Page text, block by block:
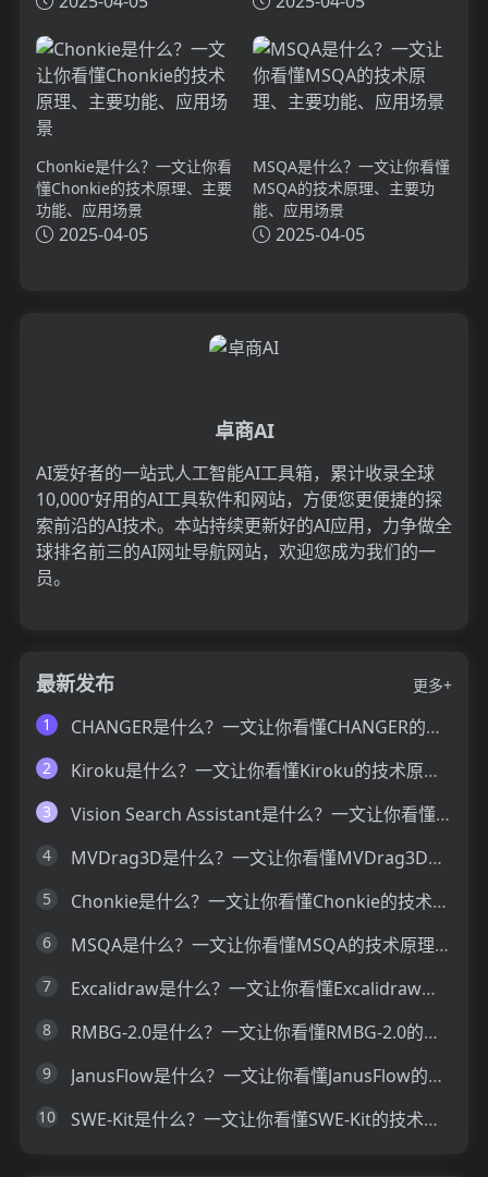
Chonkie是什么？一文让你看
懂Chonkie的技术原理、主要
功能、应用场景
2025-04-05
MSQA是什么？一文让你看懂
MSQA的技术原理、主要功
能、应用场景
2025-04-05
卓商AI
AI爱好者的一站式人工智能AI工具箱，累计收录全球
10,000⁺好用的AI工具软件和网站，方便您更便捷的探
索前沿的AI技术。本站持续更新好的AI应用，力争做全
球排名前三的AI网址导航网站，欢迎您成为我们的一
员。
最新发布
更多+
1
CHANGER是什么？一文让你看懂CHANGER的技术原理、主要功能、应用场景
2 Kiroku是什么？一文让你看懂Kiroku的技术原理、主要功能、应用场景
3 Vision Search Assistant是什么？一文让你看懂Vision Search Assistant的技术原理、主要功能、应用场景
4 MVDrag3D是什么？一文让你看懂MVDrag3D的技术原理、主要功能、应用场景
5 Chonkie是什么？一文让你看懂Chonkie的技术原理、主要功能、应用场景
6 MSQA是什么？一文让你看懂MSQA的技术原理、主要功能、应用场景
7 Excalidraw是什么？一文让你看懂Excalidraw的技术原理、主要功能、应用场景
8 RMBG-2.0是什么？一文让你看懂RMBG-2.0的技术原理、主要功能、应用场景
9 JanusFlow是什么？一文让你看懂JanusFlow的技术原理、主要功能、应用场景
10 SWE-Kit是什么？一文让你看懂SWE-Kit的技术原理、主要功能、应用场景